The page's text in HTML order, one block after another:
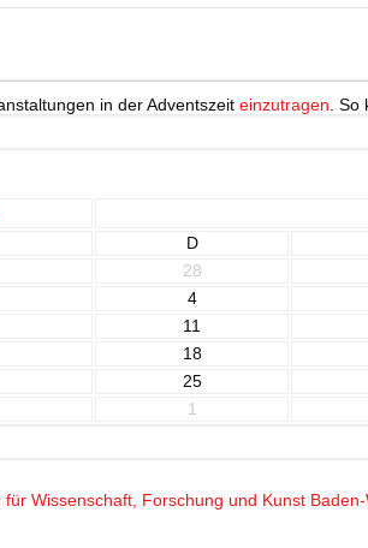
in der Adventszeit einzutragen .
D
28
4
11
18
25
1